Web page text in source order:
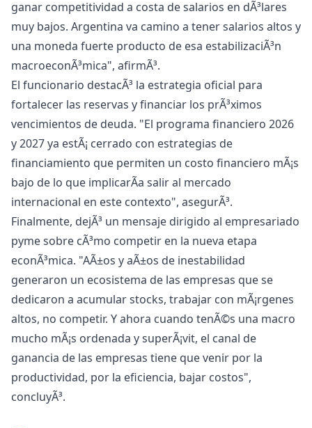
ganar competitividad a costa de salarios en dÃ³lares
muy bajos. Argentina va camino a tener salarios altos y
una moneda fuerte producto de esa estabilizaciÃ³n
macroeconÃ³mica", afirmÃ³.
El funcionario destacÃ³ la estrategia oficial para
fortalecer las reservas y financiar los prÃ³ximos
vencimientos de deuda. "El programa financiero 2026
y 2027 ya estÃ¡ cerrado con estrategias de
financiamiento que permiten un costo financiero mÃ¡s
bajo de lo que implicarÃ­a salir al mercado
internacional en este contexto", asegurÃ³.
Finalmente, dejÃ³ un mensaje dirigido al empresariado
pyme sobre cÃ³mo competir en la nueva etapa
econÃ³mica. "AÃ±os y aÃ±os de inestabilidad
generaron un ecosistema de las empresas que se
dedicaron a acumular stocks, trabajar con mÃ¡rgenes
altos, no competir. Y ahora cuando tenÃ©s una macro
mucho mÃ¡s ordenada y superÃ¡vit, el canal de
ganancia de las empresas tiene que venir por la
productividad, por la eficiencia, bajar costos",
concluyÃ³.